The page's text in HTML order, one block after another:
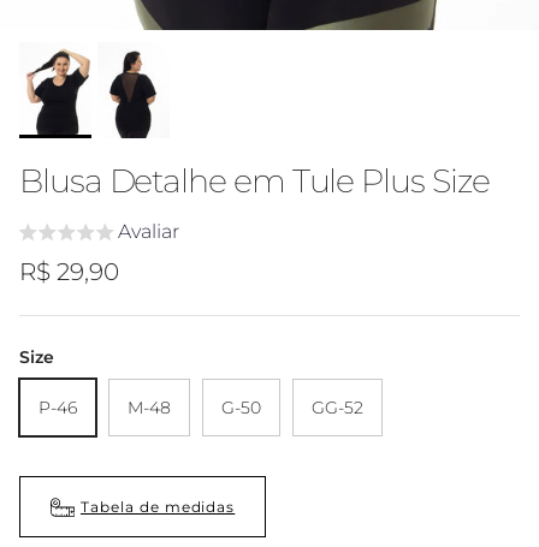
Blusa Detalhe em Tule Plus Size
Avaliar
Preço regular
R$ 29,90
Size
P-46 M-48 G-50 GG-52
Tabela de medidas